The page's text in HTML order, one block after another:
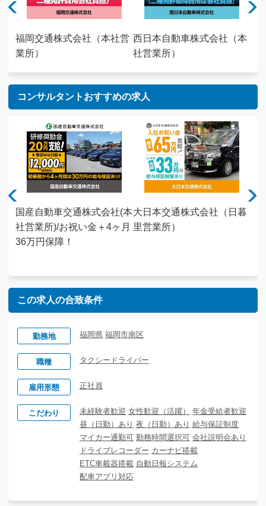
福岡交通株式会社（本社営
業所）
西日本自動車株式会社（本
社営業所）
コンサルタントおすすめの求人
国産自動車交通株式会社(本
社営業所)/お祝い金＋4ヶ月
36万円保障！
大日本交通株式会社（日暮
里営業所）
この求人の合致条件
勤務地 福岡県 福岡市南区
職種 タクシードライバー
雇用形態 正社員
こだわり 未経験者歓迎 女性歓迎（活躍）
年金受給者歓迎
昼（日勤）あり 夜（日勤）あり 給与保証制度
マイカー通勤可 勤務時間選択可 会社説明会あり
ドライブレコーダー カーナビ搭載
ETC車載器搭載 自動日報システム
配車アプリ対応